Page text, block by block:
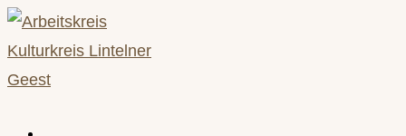
Zum
Inhalt
springen